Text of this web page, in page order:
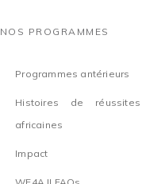
NOS PROGRAMMES
Programmes antérieurs
Histoires de réussites
africaines
Impact